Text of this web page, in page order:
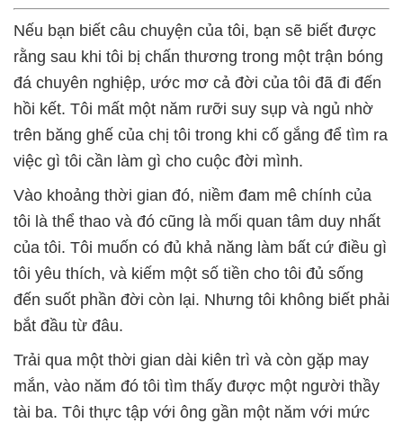
Nếu bạn biết câu chuyện của tôi, bạn sẽ biết được
rằng sau khi tôi bị chấn thương trong một trận bóng
đá chuyên nghiệp, ước mơ cả đời của tôi đã đi đến
hồi kết. Tôi mất một năm rưỡi suy sụp và ngủ nhờ
trên băng ghế của chị tôi trong khi cố gắng để tìm ra
việc gì tôi cần làm gì cho cuộc đời mình.
Vào khoảng thời gian đó, niềm đam mê chính của
tôi là thể thao và đó cũng là mối quan tâm duy nhất
của tôi. Tôi muốn có đủ khả năng làm bất cứ điều gì
tôi yêu thích, và kiếm một số tiền cho tôi đủ sống
đến suốt phần đời còn lại. Nhưng tôi không biết phải
bắt đầu từ đâu.
Trải qua một thời gian dài kiên trì và còn gặp may
mắn, vào năm đó tôi tìm thấy được một người thầy
tài ba. Tôi thực tập với ông gần một năm với mức